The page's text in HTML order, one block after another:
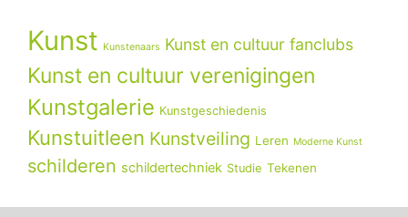
Kunst Kunstenaars Kunst en cultuur fanclubs
Kunst en cultuur verenigingen
Kunstgalerie Kunstgeschiedenis
Kunstuitleen Kunstveiling Leren Moderne Kunst
schilderen schildertechniek Studie Tekenen